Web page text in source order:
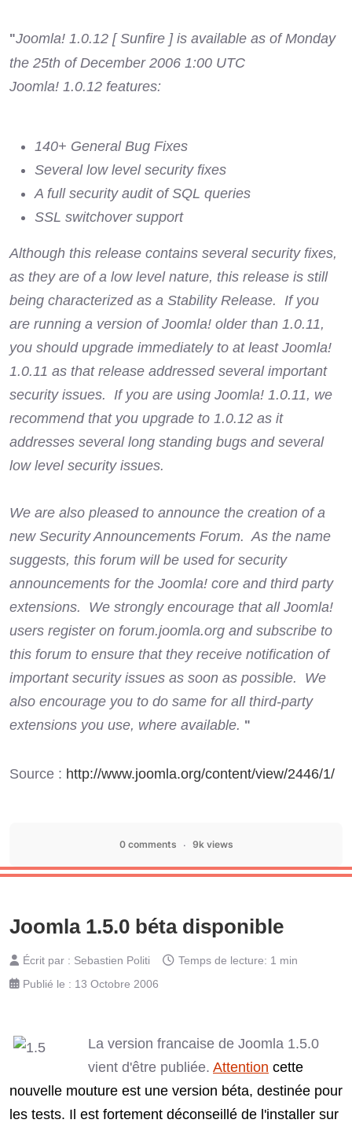
"Joomla! 1.0.12 [ Sunfire ] is available as of Monday
the 25th of December 2006 1:00 UTC
Joomla! 1.0.12 features:
140+ General Bug Fixes
Several low level security fixes
A full security audit of SQL queries
SSL switchover support
Although this release contains several security fixes,
as they are of a low level nature, this release is still
being characterized as a Stability Release. If you
are running a version of Joomla! older than 1.0.11,
you should upgrade immediately to at least Joomla!
1.0.11 as that release addressed several important
security issues. If you are using Joomla! 1.0.11, we
recommend that you upgrade to 1.0.12 as it
addresses several long standing bugs and several
low level security issues.
We are also pleased to announce the creation of a
new Security Announcements Forum. As the name
suggests, this forum will be used for security
announcements for the Joomla! core and third party
extensions. We strongly encourage that all Joomla!
users register on forum.joomla.org and subscribe to
this forum to ensure that they receive notification of
important security issues as soon as possible. We
also encourage you to do same for all third-party
extensions you use, where available. "
Source : http://www.joomla.org/content/view/2446/1/
0 comments 9k views
Joomla 1.5.0 béta disponible
Écrit par : Sebastien Politi
Temps de lecture: 1 min
Publié le : 13 Octobre 2006
La version francaise de Joomla 1.5.0
vient d'être publiée. Attention cette
nouvelle mouture est une version béta, destinée pour
les tests. Il est fortement déconseillé de l'installer sur